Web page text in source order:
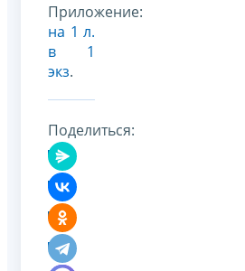
Приложение:
на 1 л.
в 1
экз.
Поделиться: